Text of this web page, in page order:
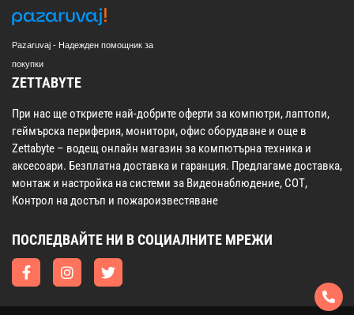
Pazaruvaj - Надежден помощник за
покупки
ZETTABYTE
При нас ще откриете най-добрите оферти за компютри, лаптопи,
геймърска периферия, монитори, офис оборудване и още в
Zettabyte – водещ онлайн магазин за компютърна техника и
аксесоари. Безплатна доставка и гаранция. Предлагаме доставка,
монтаж и настройка на системи за Видеонаблюдение, СОТ,
Контрол на достъп и пожароизвестяване
ПОСЛЕДВАЙТЕ НИ В СОЦИАЛНИТЕ МРЕЖИ